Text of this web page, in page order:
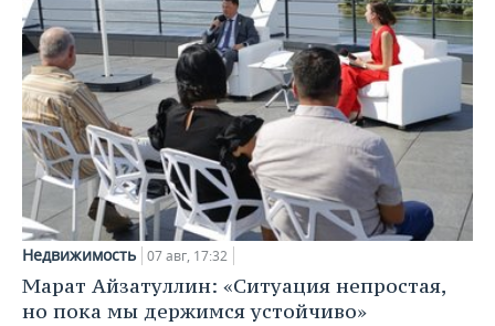
Недвижимость 07 авг, 17:32
Марат Айзатуллин: «Ситуация непростая,
но пока мы держимся устойчиво»